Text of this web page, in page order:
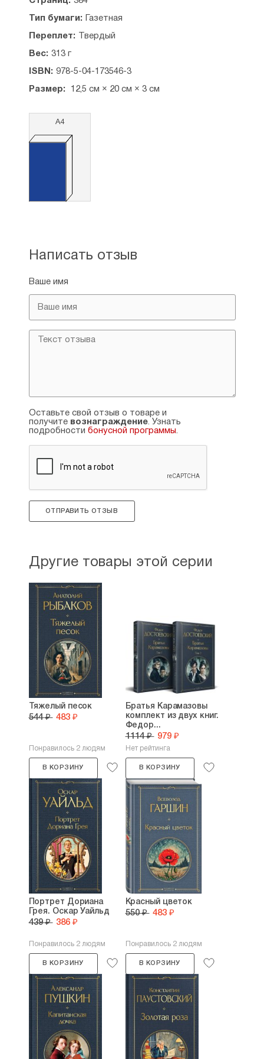
Тип бумаги: Газетная
Переплет: Твердый
Вес: 313 г
ISBN: 978-5-04-173546-3
Размер: 12,5 см × 20 см × 3 см
А4
Написать отзыв
Ваше имя
Оставьте свой отзыв о товаре и
получите вознаграждение. Узнать
подробности бонусной программы.
ОТПРАВИТЬ ОТЗЫВ
Другие товары этой серии
Тяжелый песок
544 ₽ 483 ₽
Понравилось 2 людям
В КОРЗИНУ
Братья Карамазовы
комплект из двух книг.
Федор...
1114 ₽ 979 ₽
Нет рейтинга
В КОРЗИНУ
Портрет Дориана
Грея. Оскар Уайльд
439 ₽ 386 ₽
Понравилось 2 людям
В КОРЗИНУ
Красный цветок
550 ₽ 483 ₽
Понравилось 2 людям
В КОРЗИНУ